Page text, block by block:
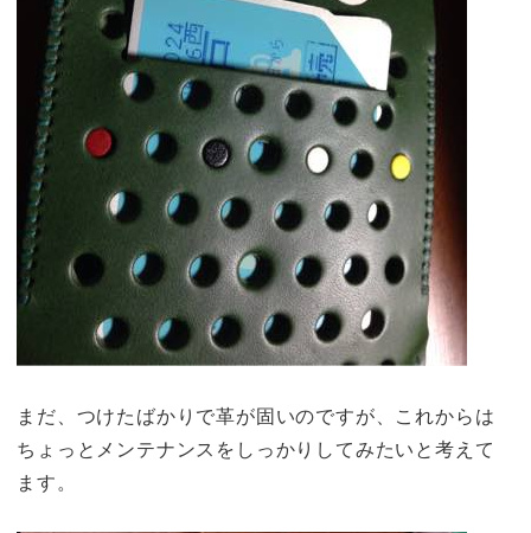
まだ、つけたばかりで革が固いのですが、これからは
ちょっとメンテナンスをしっかりしてみたいと考えて
ます。